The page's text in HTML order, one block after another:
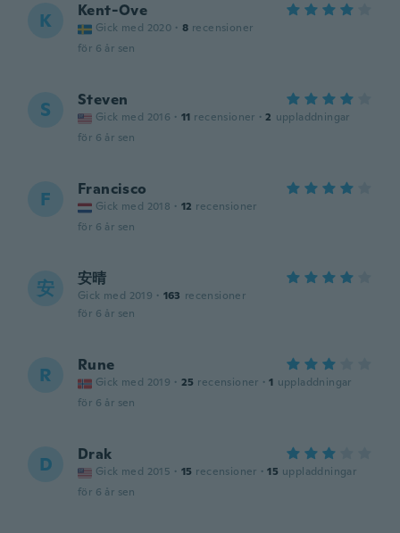
K Kent-Ove
Gick med 2020 · 8 recensioner
för 6 år sen
S Steven
Gick med 2016 · 11 recensioner · 2 uppladdningar
för 6 år sen
F Francisco
Gick med 2018 · 12 recensioner
för 6 år sen
安 安晴
Gick med 2019 · 163 recensioner
för 6 år sen
R Rune
Gick med 2019 · 25 recensioner · 1 uppladdningar
för 6 år sen
D Drak
Gick med 2015 · 15 recensioner · 15 uppladdningar
för 6 år sen